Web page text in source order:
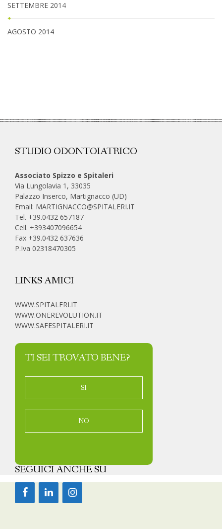
SETTEMBRE 2014
AGOSTO 2014
STUDIO ODONTOIATRICO
Associato Spizzo e Spitaleri
Via Lungolavia 1, 33035
Palazzo Inserco, Martignacco (UD)
Email: MARTIGNACCO@SPITALERI.IT
Tel. +39.0432 657187
Cell. +393407096654
Fax +39.0432 637636
P.Iva 02318470305
LINKS AMICI
WWW.SPITALERI.IT
WWW.ONEREVOLUTION.IT
WWW.SAFESPITALERI.IT
TI SEI TROVATO BENE?
SI
NO
SEGUICI ANCHE SU